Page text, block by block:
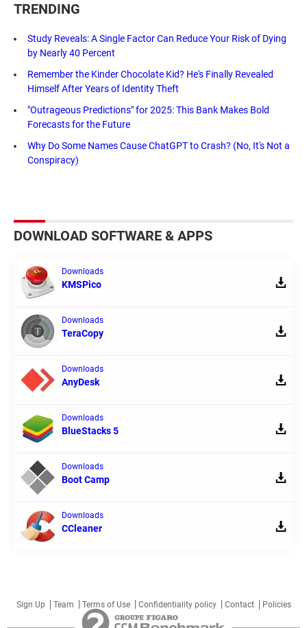
TRENDING
Study Reveals: A Single Factor Can Reduce Your Risk of Dying
by Nearly 40 Percent
Remember the Kinder Chocolate Kid? He's Finally Revealed
Himself After Years of Identity Theft
"Outrageous Predictions" for 2025: This Bank Makes Bold
Forecasts for the Future
Why Do Some Names Cause ChatGPT to Crash? (No, It's Not a
Conspiracy)
DOWNLOAD SOFTWARE & APPS
Downloads
KMSPico
Downloads
TeraCopy
Downloads
AnyDesk
Downloads
BlueStacks 5
Downloads
Boot Camp
Downloads
CCleaner
Sign Up Team Terms of Use Confidentiality policy Contact Policies